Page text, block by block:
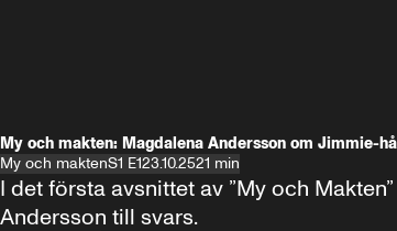
My och makten: Magdalena Andersson om Jimmie-
My och maktenS1 E123.10.2521 min
I det första avsnittet av ”My och
Andersson till svars.